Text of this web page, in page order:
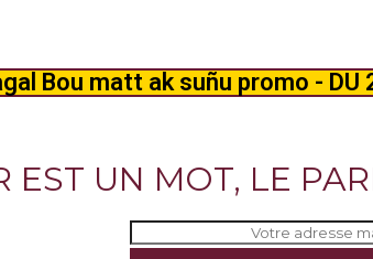
Bou matt ak suñu promo - DU
EST UN MOT, LE